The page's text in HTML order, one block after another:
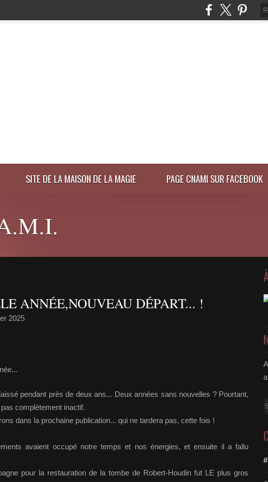
SITE DE LA MAISON DE LA MAGIE PAGE CNAMI SUR FACEBOOK
ANNÉE,NOUVEAU DÉPART... !
2025
pendant près de deux ans... Deux années sans nouvelles ? Pourtant,
complètement inactif.
dans la prochaine publication... qui ne tardera pas, cette fois !
avaient occupé notre temps et nos énergies, et ensuite il a fallu
pour la restauration de la tombe de Robert-Houdin fut LE plus gros